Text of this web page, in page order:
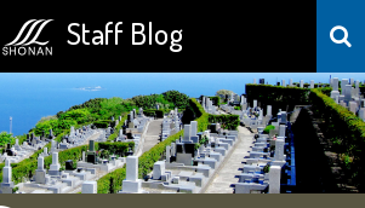
Staff Blog